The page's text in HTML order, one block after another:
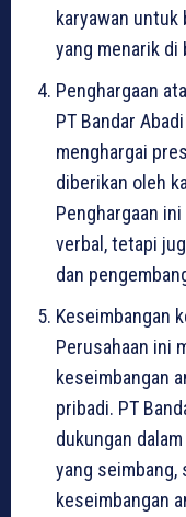
karyawan untuk
yang menarik di
Penghargaan
PT Bandar
menghargai
diberikan oleh
Penghargaan
verbal, tetapi
dan
Keseimbangan
Perusahaan ini
keseimbangan
pribadi. PT
dukungan
yang seimbang,
keseimbangan